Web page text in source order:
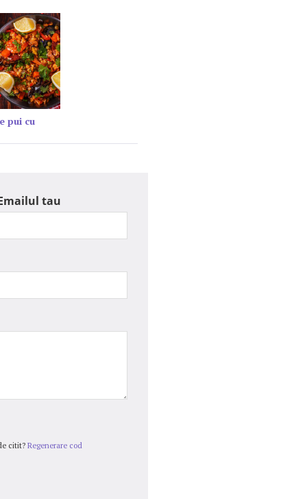
pui cu
tau
citit? Regenerare cod